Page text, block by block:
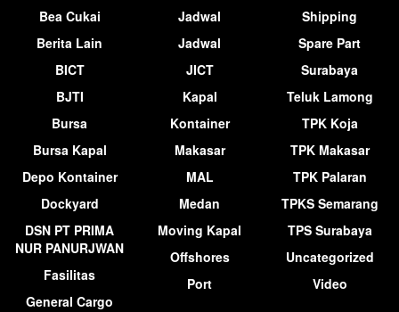
Bea Cukai
Berita Lain
BICT
BJTI
Bursa
Bursa Kapal
Depo Kontainer
Dockyard
DSN PT PRIMA
NUR PANURJWAN
Fasilitas
General Cargo
Jadwal
Jadwal
JICT
Kapal
Kontainer
Makasar
MAL
Medan
Moving Kapal
Offshores
Port
Shipping
Spare Part
Surabaya
Teluk Lamong
TPK Koja
TPK Makasar
TPK Palaran
TPKS Semarang
TPS Surabaya
Uncategorized
Video